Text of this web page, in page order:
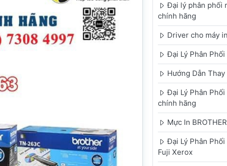
Đại lý phân phối
chính hãng
Driver cho máy in
Đại Lý Phân
Hướng Dẫn
Đại Lý Phân
chính hãng
Mực In
Đại Lý Phân
Fuji Xerox